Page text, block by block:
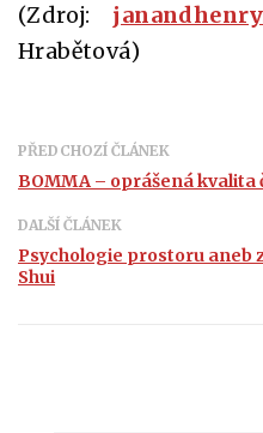
(Zdroj:
Hrabětová)
PŘEDCHOZÍ ČLÁNEK
BOMMA – oprášená kvalita
DALŠÍ ČLÁNEK
Psychologie prostoru aneb
Shui